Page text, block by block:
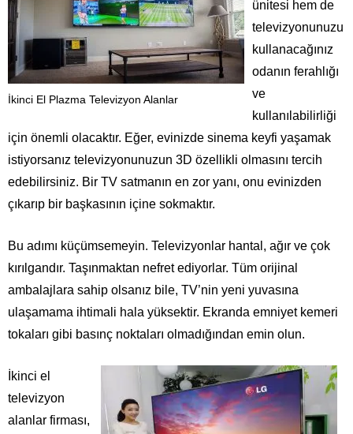
İkinci El Plazma Televizyon Alanlar
ünitesi hem de
televizyonunuzu
kullanacağınız
odanın ferahlığı
ve
kullanılabilirliği
için önemli olacaktır. Eğer, evinizde sinema keyfi yaşamak
istiyorsanız televizyonunuzun 3D özellikli olmasını tercih
edebilirsiniz. Bir TV satmanın en zor yanı, onu evinizden
çıkarıp bir başkasının içine sokmaktır.
Bu adımı küçümsemeyin. Televizyonlar hantal, ağır ve çok
kırılgandır. Taşınmaktan nefret ediyorlar. Tüm orijinal
ambalajlara sahip olsanız bile, TV’nin yeni yuvasına
ulaşamama ihtimali hala yüksektir. Ekranda emniyet kemeri
tokaları gibi basınç noktaları olmadığından emin olun.
İkinci el
televizyon
alanlar firması,